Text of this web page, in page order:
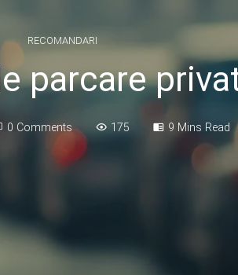
RECOMANDARI
parcare
0 Comments 175 9 Mins Read